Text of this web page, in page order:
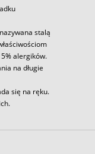
stalą
alergików.
na długie
się na ręku.